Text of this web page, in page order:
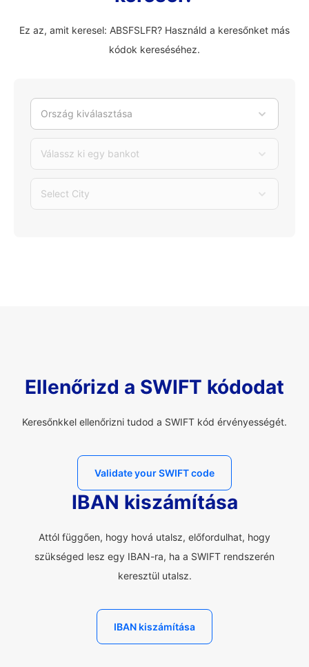
Ez az, amit keresel: ABSFSLFR? Használd a keresőnket más
kódok kereséséhez.
Ország kiválasztása
Válassz ki egy bankot
Select City
Ellenőrizd a SWIFT kódodat
Keresőnkkel ellenőrizni tudod a SWIFT kód érvényességét.
Validate your SWIFT code
IBAN kiszámítása
Attól függően, hogy hová utalsz, előfordulhat, hogy
szükséged lesz egy IBAN-ra, ha a SWIFT rendszerén
keresztül utalsz.
IBAN kiszámítása